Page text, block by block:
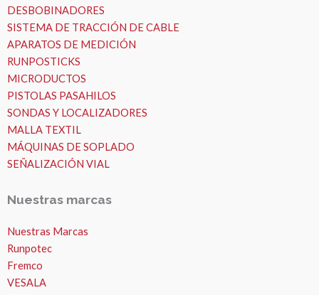
DESBOBINADORES
SISTEMA DE TRACCIÓN DE CABLE
APARATOS DE MEDICIÓN
RUNPOSTICKS
MICRODUCTOS
PISTOLAS PASAHILOS
SONDAS Y LOCALIZADORES
MALLA TEXTIL
MÁQUINAS DE SOPLADO
SEÑALIZACIÓN VIAL
Nuestras marcas
Nuestras Marcas
Runpotec
Fremco
VESALA